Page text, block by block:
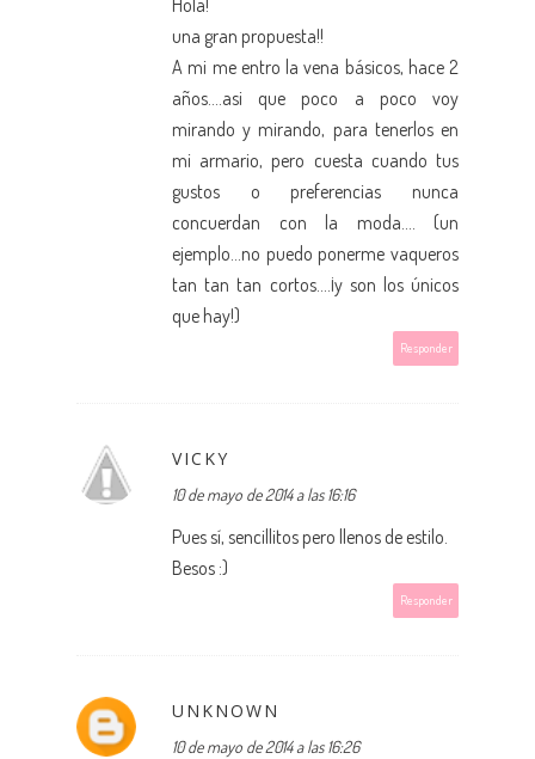
Hola!
una gran propuesta!!
A mi me entro la vena básicos, hace 2
años....asi que poco a poco voy
mirando y mirando, para tenerlos en
mi armario, pero cuesta cuando tus
gustos o preferencias nunca
concuerdan con la moda.... (un
ejemplo...no puedo ponerme vaqueros
tan tan tan cortos....¡y son los únicos
que hay!)
Responder
VICKY
10 de mayo de 2014 a las 16:16
Pues sí, sencillitos pero llenos de estilo.
Besos :)
Responder
UNKNOWN
10 de mayo de 2014 a las 16:26